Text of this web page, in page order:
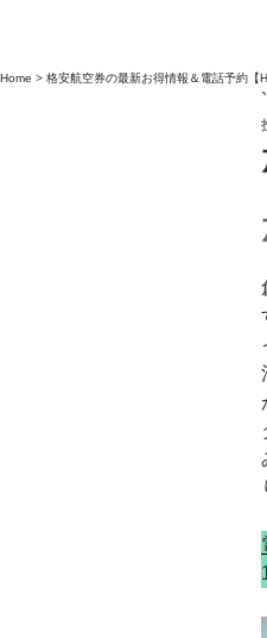
Home > 格安航空券の最新お得情報＆電話予約【